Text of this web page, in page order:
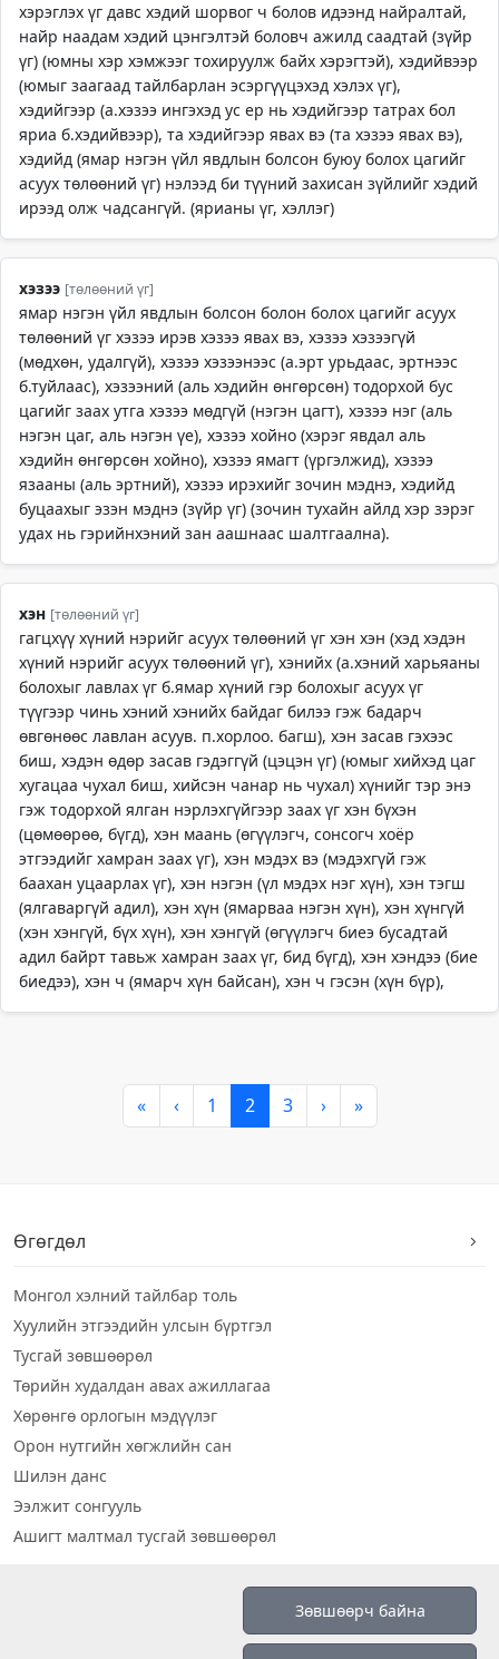
хэрэглэх үг давс хэдий шорвог ч болов идээнд найралтай,
найр наадам хэдий цэнгэлтэй боловч ажилд саадтай (зүйр
үг) (юмны хэр хэмжээг тохируулж байх хэрэгтэй), хэдийвээр
(юмыг заагаад тайлбарлан эсэргүүцэхэд хэлэх үг),
хэдийгээр (а.хэзээ ингэхэд ус ер нь хэдийгээр татрах бол
яриа б.хэдийвээр), та хэдийгээр явах вэ (та хэзээ явах вэ),
хэдийд (ямар нэгэн үйл явдлын болсон буюу болох цагийг
асуух төлөөний үг) нэлээд би түүний захисан зүйлийг хэдий
ирээд олж чадсангүй. (ярианы үг, хэллэг)
хэзээ [төлөөний үг]
ямар нэгэн үйл явдлын болсон болон болох цагийг асуух
төлөөний үг хэзээ ирэв хэзээ явах вэ, хэзээ хэзээгүй
(мөдхөн, удалгүй), хэзээ хэзээнээс (а.эрт урьдаас, эртнээс
б.туйлаас), хэзээний (аль хэдийн өнгөрсөн) тодорхой бус
цагийг заах утга хэзээ мөдгүй (нэгэн цагт), хэзээ нэг (аль
нэгэн цаг, аль нэгэн үе), хэзээ хойно (хэрэг явдал аль
хэдийн өнгөрсөн хойно), хэзээ ямагт (үргэлжид), хэзээ
язааны (аль эртний), хэзээ ирэхийг зочин мэднэ, хэдийд
буцаахыг эзэн мэднэ (зүйр үг) (зочин тухайн айлд хэр зэрэг
удах нь гэрийнхэний зан аашнаас шалтгаална).
хэн [төлөөний үг]
гагцхүү хүний нэрийг асуух төлөөний үг хэн хэн (хэд хэдэн
хүний нэрийг асуух төлөөний үг), хэнийх (а.хэний харьяаны
болохыг лавлах үг б.ямар хүний гэр болохыг асуух үг
түүгээр чинь хэний хэнийх байдаг билээ гэж бадарч
өвгөнөөс лавлан асуув. п.хорлоо. багш), хэн засав гэхээс
биш, хэдэн өдөр засав гэдэггүй (цэцэн үг) (юмыг хийхэд цаг
хугацаа чухал биш, хийсэн чанар нь чухал) хүнийг тэр энэ
гэж тодорхой ялган нэрлэхгүйгээр заах үг хэн бүхэн
(цөмөөрөө, бүгд), хэн маань (өгүүлэгч, сонсогч хоёр
этгээдийг хамран заах үг), хэн мэдэх вэ (мэдэхгүй гэж
баахан уцаарлах үг), хэн нэгэн (үл мэдэх нэг хүн), хэн тэгш
(ялгаваргүй адил), хэн хүн (ямарваа нэгэн хүн), хэн хүнгүй
(хэн хэнгүй, бүх хүн), хэн хэнгүй (өгүүлэгч биеэ бусадтай
адил байрт тавьж хамран заах үг, бид бүгд), хэн хэндээ (бие
биедээ), хэн ч (ямарч хүн байсан), хэн ч гэсэн (хүн бүр),
« ‹ 1 2 3 › »
Өгөгдөл
Монгол хэлний тайлбар толь
Хуулийн этгээдийн улсын бүртгэл
Тусгай зөвшөөрөл
Төрийн худалдан авах ажиллагаа
Хөрөнгө орлогын мэдүүлэг
Орон нутгийн хөгжлийн сан
Шилэн данс
Ээлжит сонгууль
Ашигт малтмал тусгай зөвшөөрөл
Зөвшөөрч байна